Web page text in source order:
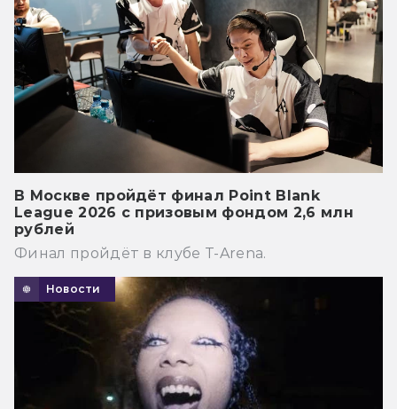
В Москве пройдёт финал Point Blank
League 2026 с призовым фондом 2,6 млн
рублей
Финал пройдёт в клубе T-Arena.
Новости